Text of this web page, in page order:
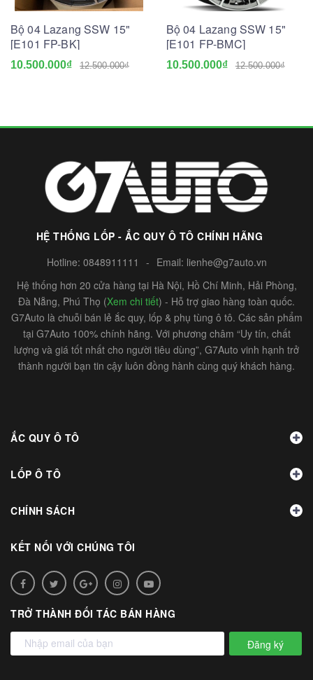
Bộ 04 Lazang SSW 15"
[E101 FP-BK]
10.500.000₫ 12.500.000₫
Bộ 04 Lazang SSW 15"
[E101 FP-BMC]
10.500.000₫ 12.500.000₫
HỆ THỐNG LỐP - ẮC QUY Ô TÔ CHÍNH HÃNG
Hotline: 0848911111 - Email: lienhe@g7auto.vn
Hệ thống hơn 20 cửa hàng tại Hà Nội, Hồ Chí Minh, Hải Phòng,
Đà Nẵng, Phú Thọ (Xem chi tiết) - Hỗ trợ giao hàng toàn quốc.
G7Auto là chuỗi bán lẻ ắc quy, lốp & phụ tùng ô tô. Các sản phẩm
tại G7Auto 100% chính hãng. Với phương châm “Uy tín, chất
lượng và giá tốt nhất cho người tiêu dùng”, G7Auto vinh hạnh trở
thành người bạn tin cậy luôn đồng hành cùng quý khách hàng.
ẮC QUY Ô TÔ
LỐP Ô TÔ
CHÍNH SÁCH
KẾT NỐI VỚI CHÚNG TÔI
TRỞ THÀNH ĐỐI TÁC BÁN HÀNG
Đăng ký